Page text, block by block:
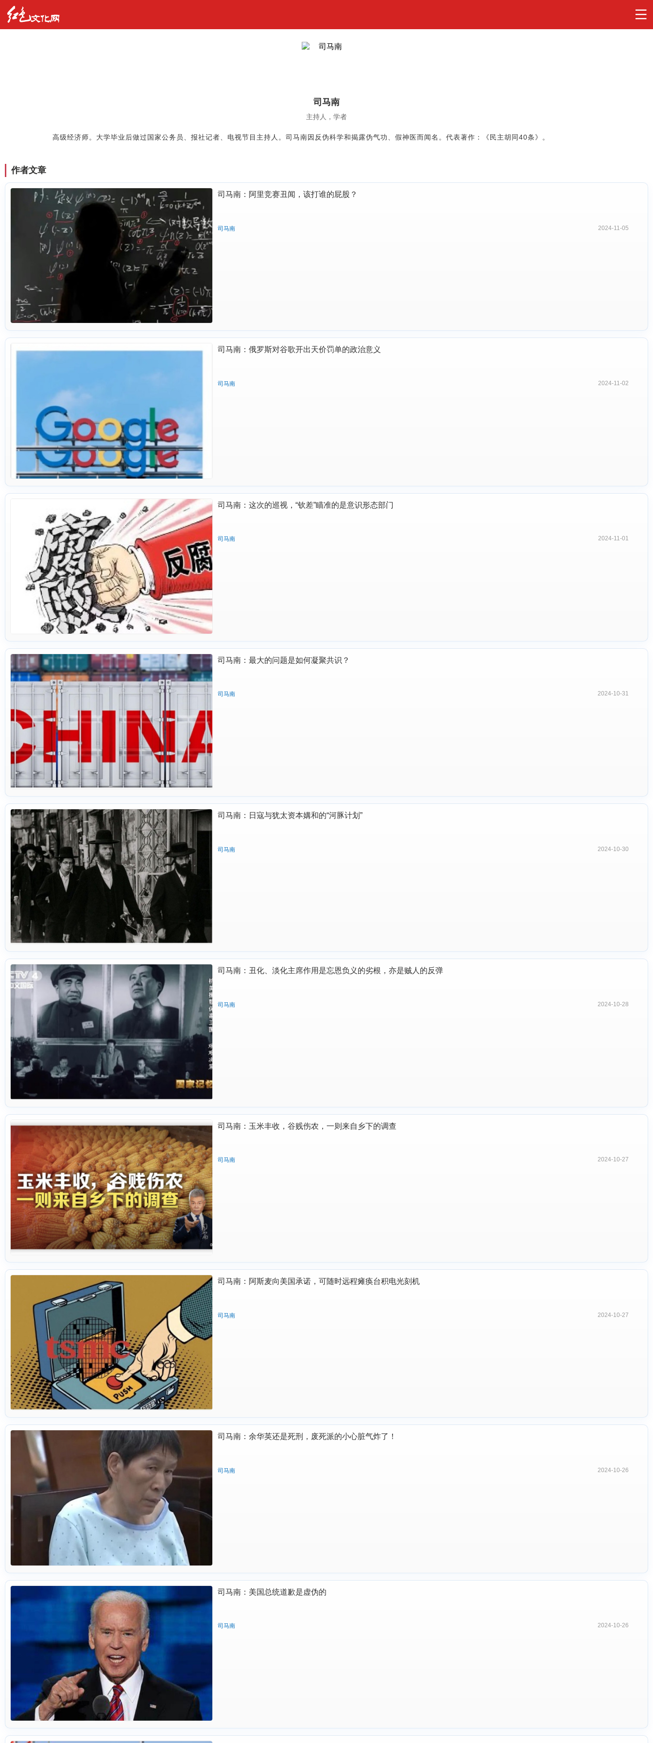
司马南
主持人，学者
高级经济师。大学毕业后做过国家公务员、报社记者、电视节目主持人。司马南因反伪科学和揭露伪气功、假神医而闻名。代表著作：《民主胡同40条》。
作者文章
司马南：阿里竞赛丑闻，该打谁的屁股？
司马南 2024-11-05
司马南：俄罗斯对谷歌开出天价罚单的政治意义
司马南 2024-11-02
司马南：这次的巡视，“钦差”瞄准的是意识形态部门
司马南 2024-11-01
司马南：最大的问题是如何凝聚共识？
司马南 2024-10-31
司马南：日寇与犹太资本媾和的“河豚计划”
司马南 2024-10-30
司马南：丑化、淡化主席作用是忘恩负义的劣根，亦是贼人的反弹
司马南 2024-10-28
司马南：玉米丰收，谷贱伤农，一则来自乡下的调查
司马南 2024-10-27
司马南：阿斯麦向美国承诺，可随时远程瘫痪台积电光刻机
司马南 2024-10-27
司马南：余华英还是死刑，废死派的小心脏气炸了！
司马南 2024-10-26
司马南：美国总统道歉是虚伪的
司马南 2024-10-26